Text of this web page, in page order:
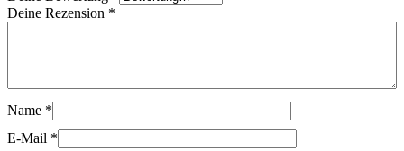
Deine Rezension *
Name *
E-Mail *